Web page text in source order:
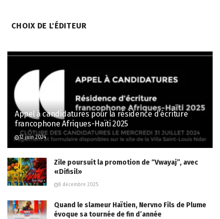
CHOIX DE L'ÉDITEUR
Appel à candidatures pour la résidence d’écriture
francophone Afriques-Haïti 2025
12 juin 2024
Zile poursuit la promotion de “Vwayaj”, avec
«Difisil»
8 décembre 2025
Quand le slameur Haïtien, Nervno Fils de Plume
évoque sa tournée de fin d’année